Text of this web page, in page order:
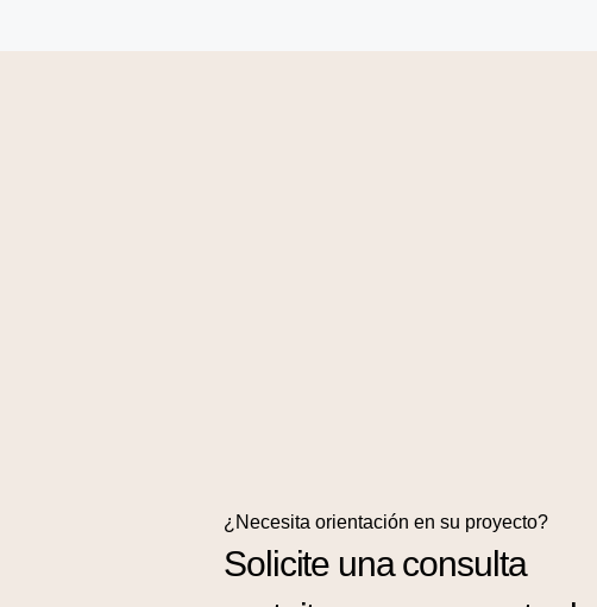
¿Necesita orientación en su proyecto?
Solicite una consulta